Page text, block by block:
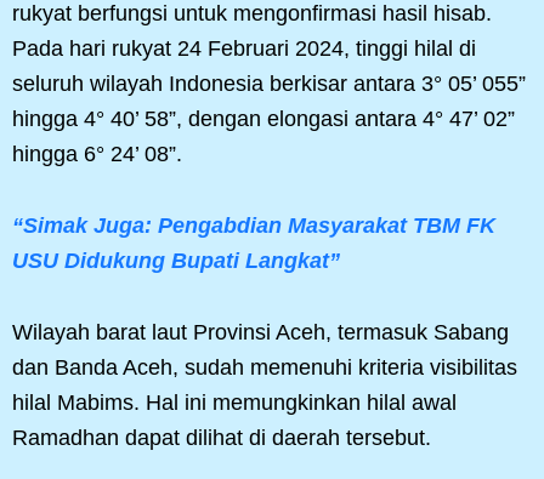
rukyat berfungsi untuk mengonfirmasi hasil hisab.
Pada hari rukyat 24 Februari 2024, tinggi hilal di
seluruh wilayah Indonesia berkisar antara 3° 05’ 055”
hingga 4° 40’ 58”, dengan elongasi antara 4° 47’ 02”
hingga 6° 24’ 08”.
“Simak Juga: Pengabdian Masyarakat TBM FK
USU Didukung Bupati Langkat”
Wilayah barat laut Provinsi Aceh, termasuk Sabang
dan Banda Aceh, sudah memenuhi kriteria visibilitas
hilal Mabims. Hal ini memungkinkan hilal awal
Ramadhan dapat dilihat di daerah tersebut.